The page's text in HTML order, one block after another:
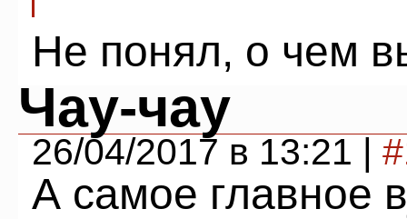
Не понял, о чем
Чау-чау
26/04/2017 в 13:21 |
А самое главное